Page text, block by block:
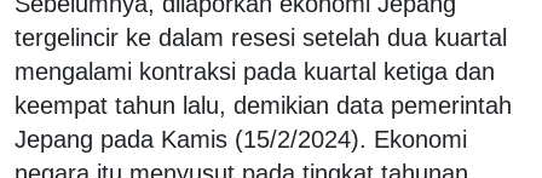
tergelincir ke dalam resesi setelah dua kuartal
mengalami kontraksi pada kuartal ketiga dan
keempat tahun lalu, demikian data pemerintah
Jepang pada Kamis (15/2/2024). Ekonomi